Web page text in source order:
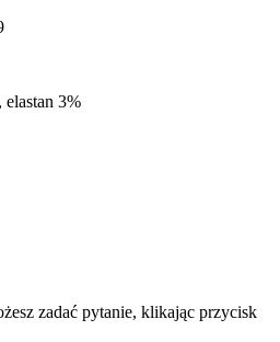
elastan 3%
zadać pytanie, klikając przycisk